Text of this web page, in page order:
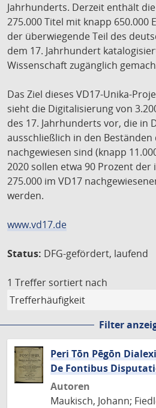
Jahrhunderts. Derzeit enthält
275.000 Titel mit knapp 650.000
der überwiegende Teil des
dem 17. Jahrhundert
Wissenschaft zugänglich
Das Ziel dieses VD17-Unika-
sieht die Digitalisierung von
des 17. Jahrhunderts vor, die in
ausschließlich in den Beständen
nachgewiesen sind (knapp
2020 sollen etwa 90 Prozent
275.000 im VD17
werden.
www.vd17.de
Status: DFG-gefördert, laufend
1 Treffer sortiert nach
Filter
Peri Tōn Pēgōn
De Fontibus
Autoren
Maukisch, Johann;